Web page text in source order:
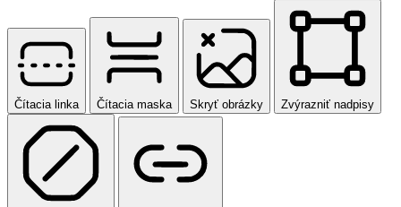
Čítacia linka Čítacia maska Skryť obrázky Zvýrazniť nadpisy